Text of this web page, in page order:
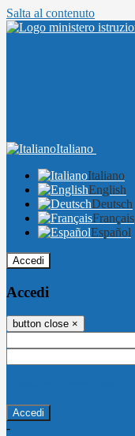
Salta al contenuto
Italiano
Italiano
English
Deutsch
Français
Español
Accedi
Accedi
button close ×
-